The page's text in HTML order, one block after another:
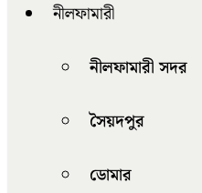
নীলফামারী
নীলফামারী সদর
সৈয়দপুর
ডোমার